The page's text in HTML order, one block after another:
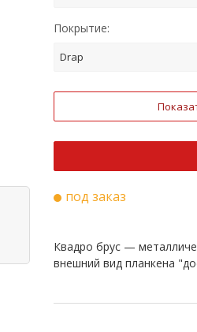
Покрытие:
Drap
под заказ
Квадро брус —
внешний вид планкена